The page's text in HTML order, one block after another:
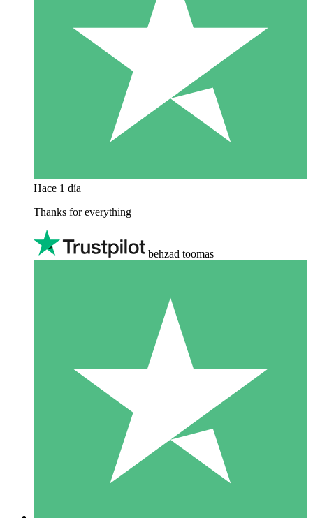
Hace 1 día
Thanks for everything
behzad toomas